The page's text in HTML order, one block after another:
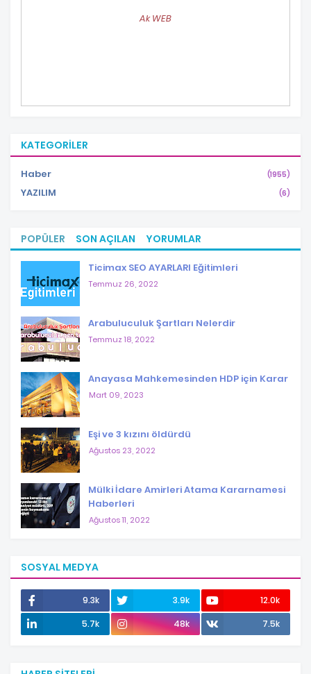
Ak WEB
KATEGORILER
Haber (1955)
YAZILIM (6)
POPÜLER SON AÇILAN YORUMLAR
Ticimax SEO AYARLARI Eğitimleri
Temmuz 26, 2022
Arabuluculuk Şartları Nelerdir
Temmuz 18, 2022
Anayasa Mahkemesinden HDP için Karar
Mart 09, 2023
Eşi ve 3 kızını öldürdü
Ağustos 23, 2022
Mülki İdare Amirleri Atama Kararnamesi
Haberleri
Ağustos 11, 2022
SOSYAL MEDYA
9.3k 3.9k
12.0k
5.7k
48k 7.5k